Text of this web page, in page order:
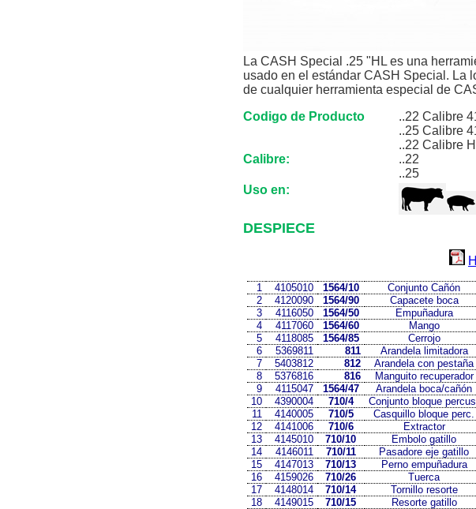
La CASH Special .25 "HL es una
usado en el estándar CASH Special. La
de cualquier herramienta especial de
Codigo de Producto
..22 Calibre
..25 Calibre
..22 Calibre
Calibre:
..22
..25
Uso en:
DESPIECE
1 4105010 1564/10 Conjunto Cañón
2
4120090 1564/90 Capacete boca
3
4116050 1564/50 Empuñadura
4
4117060 1564/60 Mango
5
4118085 1564/85 Cerrojo
6
5369811 811 Arandela limitadora
7
5403812 812 Arandela con pestaña
8
5376816 816 Manguito recuperador
9
4115047 1564/47 Arandela boca/cañón
10
4390004 710/4 Conjunto bloque
11
4140005 710/5 Casquillo bloque perc.
12
4141006 710/6 Extractor
13
4145010 710/10 Embolo gatillo
14
4146011 710/11 Pasadore eje gatillo
15
4147013 710/13 Perno empuñadura
16
4159026 710/26 Tuerca
17
4148014 710/14 Tornillo resorte
18
4149015 710/15 Resorte gatillo